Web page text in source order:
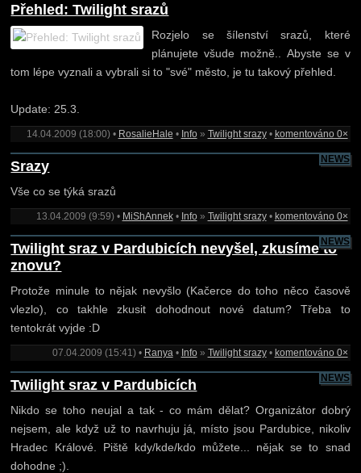
Přehled: Twilight srazů
Rozjelo se šílenství srazů, které
plánujete všude možně.. Abyste se v
tom lépe vyznali a vybrali si to "své" město, je tu takový přehled.
Update: 25.3.
14.04.2009 (18:00) • RosalieHale • Info» Twilight srazy• komentováno 0×
NEWS
Srazy
Vše co se týká srazů
13.04.2009 (9:59) • MiShAnnek• Info» Twilight srazy• komentováno 0×
NEWS
Twilight sraz v Pardubicích nevyšel, zkusíme to
znovu?
Protože minule to nějak nevyšlo (Kačerce do toho něco časově
vlezlo), co takhle zkusit dohodnout nové datum? Třeba to
tentokrát vyjde :D
07.04.2009 (15:41) • Ranya• Info» Twilight srazy• komentováno 0×
NEWS
Twilight sraz v Pardubicích
Nikdo se toho neujal a tak - co mám dělat? Organizátor dobrý
nejsem, ale když už to navrhuju já, místo jsou Pardubice, nikoliv
Hradec Králové. Piště kdy/kde/kdo můžete... nějak se to snad
dohodne ;).